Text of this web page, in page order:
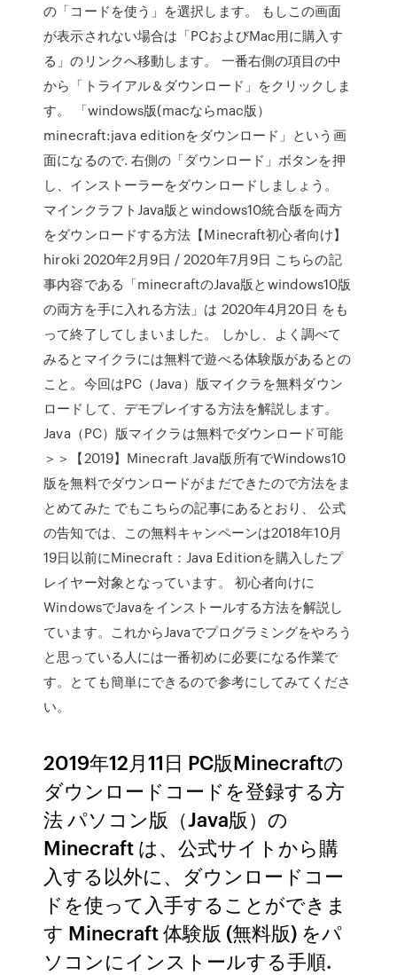
の「コードを使う」を選択します。 もしこの画面
が表示されない場合は「PCおよびMac用に購入す
る」のリンクへ移動します。 一番右側の項目の中
から「トライアル＆ダウンロード」をクリックしま
す。 「windows版(macならmac版）
minecraft:java editionをダウンロード」という画
面になるので. 右側の「ダウンロード」ボタンを押
し、インストーラーをダウンロードしましょう。
マインクラフトJava版とwindows10統合版を両方
をダウンロードする方法【Minecraft初心者向け】
hiroki 2020年2月9日 / 2020年7月9日 こちらの記
事内容である「minecraftのJava版とwindows10版
の両方を手に入れる方法」は 2020年4月20日 をも
って終了してしまいました。 しかし、よく調べて
みるとマイクラには無料で遊べる体験版があるとの
こと。今回はPC（Java）版マイクラを無料ダウン
ロードして、デモプレイする方法を解説します。
Java（PC）版マイクラは無料でダウンロード可能
＞＞【2019】Minecraft Java版所有でWindows10
版を無料でダウンロードがまだできたので方法をま
とめてみた でもこちらの記事にあるとおり、 公式
の告知では、この無料キャンペーンは2018年10月
19日以前にMinecraft：Java Editionを購入したプ
レイヤー対象となっています。 初心者向けに
WindowsでJavaをインストールする方法を解説し
ています。これからJavaでプログラミングをやろう
と思っている人には一番初めに必要になる作業で
す。とても簡単にできるので参考にしてみてくださ
い。
2019年12月11日 PC版Minecraftの
ダウンロードコードを登録する方
法 パソコン版（Java版）の
Minecraft は、公式サイトから購
入する以外に、ダウンロードコー
ドを使って入手することができま
す Minecraft 体験版 (無料版) をパ
ソコンにインストールする手順.